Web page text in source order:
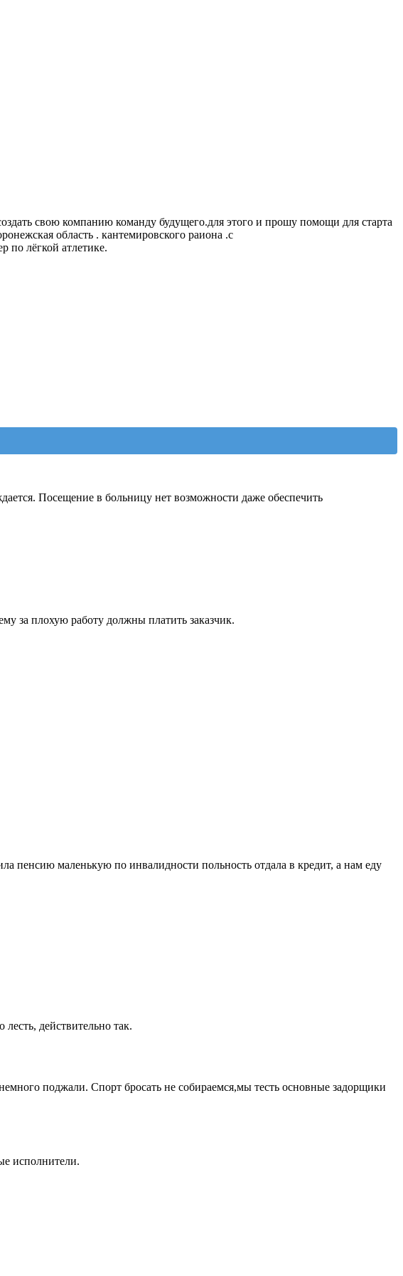
свою компанию команду будущего.для этого и прошу помощи для старта
область . кантемировского раиона .с
по лёгкой атлетике.
Посещение в больницу нет возможности даже обеспечить
за плохую работу должны платить заказчик.
пенсию маленькую по инвалидности польность отдала в кредит, а нам еду
действительно так.
поджали. Спорт бросать не собираемся,мы тесть основные задорщики
исполнители.